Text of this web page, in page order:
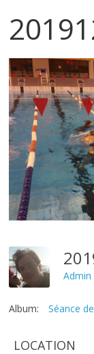
Album: Séance
LOCATION